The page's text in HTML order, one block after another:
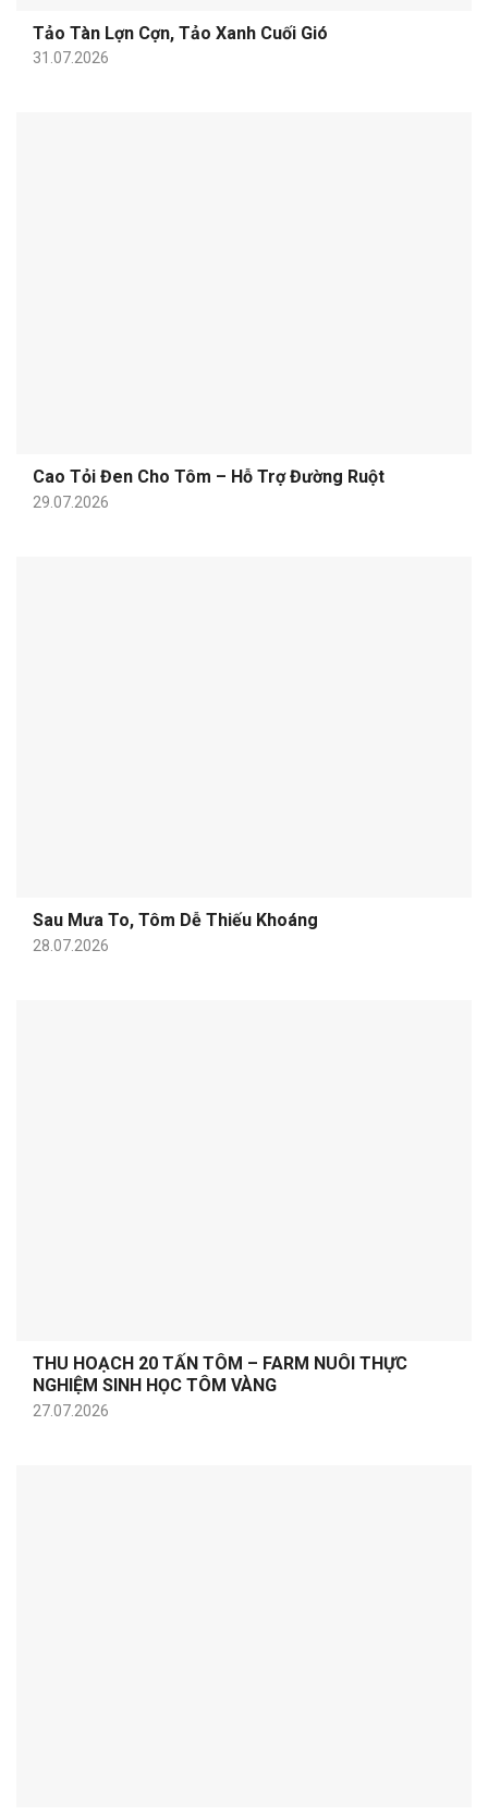
Tảo Tàn Lợn Cợn, Tảo Xanh Cuối Gió
31.07.2026
Cao Tỏi Đen Cho Tôm – Hỗ Trợ Đường Ruột
29.07.2026
Sau Mưa To, Tôm Dễ Thiếu Khoáng
28.07.2026
THU HOẠCH 20 TẤN TÔM – FARM NUÔI THỰC
NGHIỆM SINH HỌC TÔM VÀNG
27.07.2026